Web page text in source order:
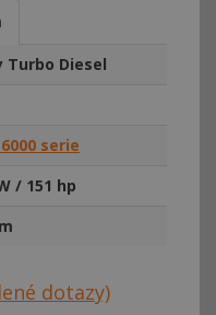
Turbo Diesel
serie
/ 151 hp
dotazy)